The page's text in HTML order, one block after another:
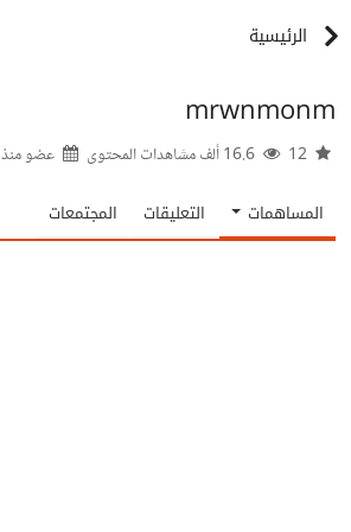
الرئيسية
mrwnmonm
عضو منذ
المساهمات التعليقات المجتمعات